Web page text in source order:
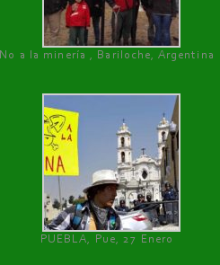
No a la minería , Bariloche, Argentina
PUEBLA, Pue, 27 Enero